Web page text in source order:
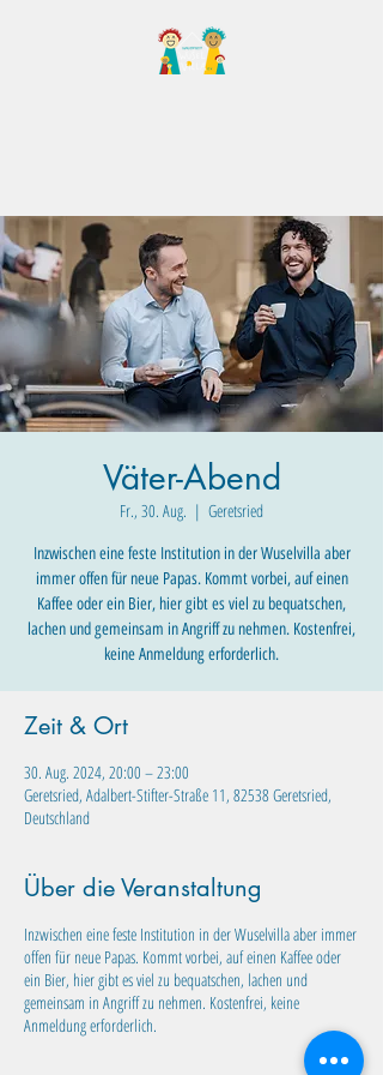
Väter-Abend
Fr., 30. Aug.
  |
Geretsried
Inzwischen eine feste Institution in der Wuselvilla aber
immer offen für neue Papas. Kommt vorbei, auf einen
Kaffee oder ein Bier, hier gibt es viel zu bequatschen,
lachen und gemeinsam in Angriff zu nehmen. Kostenfrei,
keine Anmeldung erforderlich.
Zeit & Ort
30. Aug. 2024, 20:00 – 23:00
Geretsried, Adalbert-Stifter-Straße 11, 82538 Geretsried,
Deutschland
Über die Veranstaltung
Inzwischen eine feste Institution in der Wuselvilla aber immer
offen für neue Papas. Kommt vorbei, auf einen Kaffee oder
ein Bier, hier gibt es viel zu bequatschen, lachen und
gemeinsam in Angriff zu nehmen. Kostenfrei, keine
Anmeldung erforderlich.